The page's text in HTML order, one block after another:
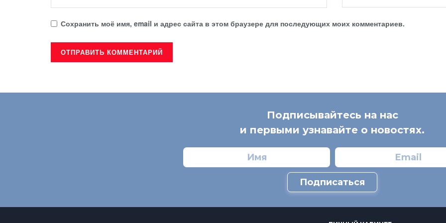
Сохранить моё имя, email и адрес сайта в этом браузере для последующих моих комментариев.
Подписывайтесь на нас
и первыми узнавайте о новостях.
Подписаться